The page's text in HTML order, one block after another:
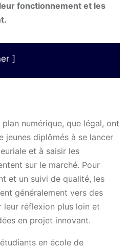
fonctionnement et les
numérique, que légal, ont
jeunes diplômés à se lancer
et à saisir les
sur le marché. Pour
et un suivi de qualité, les
généralement vers des
leur réflexion plus loin et
en projet innovant.
en école de